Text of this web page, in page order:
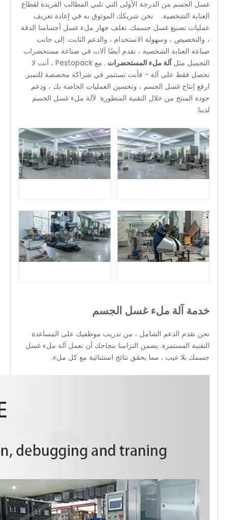
غسل الجسم من الدرجة الأولى التي تلبي المطالب الفريدة لقطاع
العناية الشخصية. نحن شريكك الموثوق به في إعادة تعريف
عمليات تصنيع غسل جسمك. تغلف جهاز ملء غسل أجسامنا الدقة
، والتخصيص ، وسهولة الاستخدام ، والدعم الثابت. إلى جانب
صناعة العناية الشخصية ، نقدم أيضًا آلات في صناعة مستحضرات
التجميل مثلآلة ملء المستحضرات
. مع Pestopack ، أنت لا
تحصل فقط على آلة - فأنت تستثمر في شراكة مخصصة للتميز.
ارفع إنتاج غسل الجسم ، وتحسين العمليات الخاصة بك ، ودعم
جودة المنتج من خلال التقنية المتطورة لآلة ملء غسل الجسم
لدينا.
خدمة آلة ملء غسل الجسم
نحن نقدم الدعم الشامل ، من تدريب موظفيك على المساعدة
التقنية المستمرة. يضمن التزامنا بنجاحك أن تعمل آلة ملء غسل
جسمك بلا عيب ، مما يحقق نتائج استثنائية مع كل ملء.